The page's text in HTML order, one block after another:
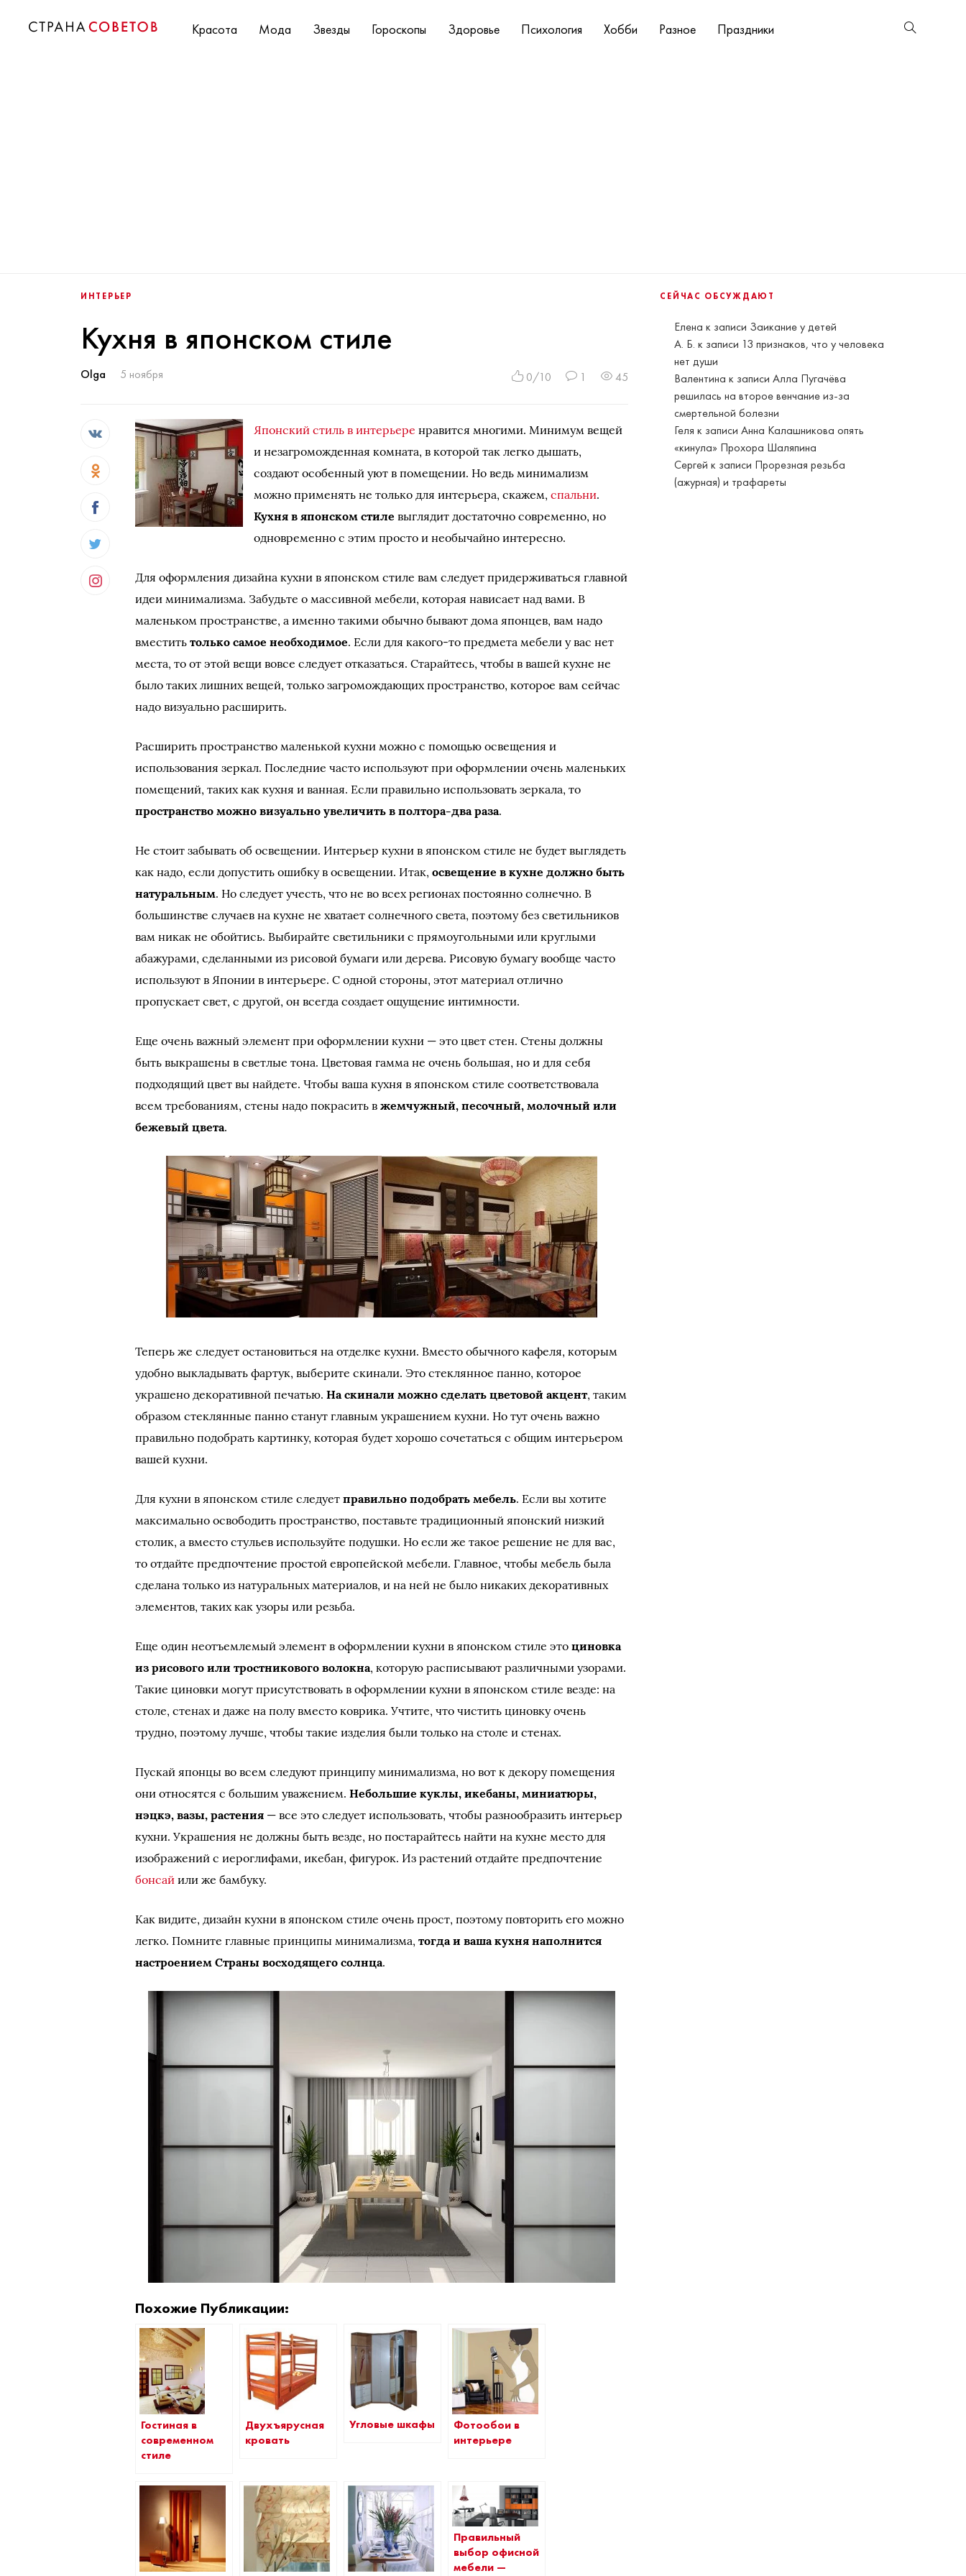
Красота Мода Звезды Гороскопы Здоровье Психология Хобби Разное Праздники
СЕЙЧАС ОБСУЖДАЮТ
Елена к записи Заикание у детей
А. Б. к записи 13 признаков, что у человека
нет души
Валентина к записиАлла Пугачёва
решилась на второе венчание из-за
смертельной болезни
Геля к записиАнна Калашникова опять
«кинула» Прохора Шаляпина
Сергей к записи Прорезная резьба
(ажурная) и трафареты
ИНТЕРЬЕР
Кухня в японском стиле
Olga 5 ноября 0/10 1 45
Японский стиль в интерьере нравится многими. Минимум вещей
и незагроможденная комната, в которой так легко дышать,
создают особенный уют в помещении. Но ведь минимализм
можно применять не только для интерьера, скажем,спальни.
Кухня в японском стиле выглядит достаточно современно, но
одновременно с этим просто и необычайно интересно.
Для оформления дизайна кухни в японском стиле вам следует придерживаться главной
идеи минимализма. Забудьте о массивной мебели, которая нависает над вами. В
маленьком пространстве, а именно такими обычно бывают дома японцев, вам надо
вместитьтолько самое необходимое. Если для какого-то предмета мебели у вас нет
места, то от этой вещи вовсе следует отказаться. Старайтесь, чтобы в вашей кухне не
было таких лишних вещей, только загромождающих пространство, которое вам сейчас
надо визуально расширить.
Расширить пространство маленькой кухни можно с помощью освещения и
использования зеркал. Последние часто используют при оформлении очень маленьких
помещений, таких как кухня и ванная. Если правильно использовать зеркала, то
пространство можно визуально увеличить в полтора-два раза.
Не стоит забывать об освещении. Интерьер кухни в японском стиле не будет выглядеть
как надо, если допустить ошибку в освещении. Итак,освещение в кухне должно быть
натуральным. Но следует учесть, что не во всех регионах постоянно солнечно. В
большинстве случаев на кухне не хватает солнечного света, поэтому без светильников
вам никак не обойтись. Выбирайте светильники с прямоугольными или круглыми
абажурами, сделанными из рисовой бумаги или дерева. Рисовую бумагу вообще часто
используют в Японии в интерьере. С одной стороны, этот материал отлично
пропускает свет, с другой, он всегда создает ощущение интимности.
Еще очень важный элемент при оформлении кухни — это цвет стен. Стены должны
быть выкрашены в светлые тона. Цветовая гамма не очень большая, но и для себя
подходящий цвет вы найдете. Чтобы ваша кухня в японском стиле соответствовала
всем требованиям, стены надо покрасить вжемчужный, песочный, молочный или
бежевый цвета.
Теперь же следует остановиться на отделке кухни. Вместо обычного кафеля, которым
удобно выкладывать фартук, выберите скинали. Это стеклянное панно, которое
украшено декоративной печатью.На скинали можно сделать цветовой акцент, таким
образом стеклянные панно станут главным украшением кухни. Но тут очень важно
правильно подобрать картинку, которая будет хорошо сочетаться с общим интерьером
вашей кухни.
Для кухни в японском стиле следуетправильно подобрать мебель. Если вы хотите
максимально освободить пространство, поставьте традиционный японский низкий
столик, а вместо стульев используйте подушки. Но если же такое решение не для вас,
то отдайте предпочтение простой европейской мебели. Главное, чтобы мебель была
сделана только из натуральных материалов, и на ней не было никаких декоративных
элементов, таких как узоры или резьба.
Еще один неотъемлемый элемент в оформлении кухни в японском стиле этоциновка
из рисового или тростникового волокна, которую расписывают различными узорами.
Такие циновки могут присутствовать в оформлении кухни в японском стиле везде: на
столе, стенах и даже на полу вместо коврика. Учтите, что чистить циновку очень
трудно, поэтому лучше, чтобы такие изделия были только на столе и стенах.
Пускай японцы во всем следуют принципу минимализма, но вот к декору помещения
они относятся с большим уважением.Небольшие куклы, икебаны, миниатюры,
нэцкэ, вазы, растения — все это следует использовать, чтобы разнообразить интерьер
кухни. Украшения не должны быть везде, но постарайтесь найти на кухне место для
изображений с иероглифами, икебан, фигурок. Из растений отдайте предпочтение
бонсай или же бамбуку.
Как видите, дизайн кухни в японском стиле очень прост, поэтому повторить его можно
легко. Помните главные принципы минимализма,тогда и ваша кухня наполнится
настроением Страны восходящего солнца.
Похожие Публикации:
Гостиная в
современном
стиле
Двухъярусная
кровать
Угловые шкафы
Фотообои в
интерьере
Правильный
выбор офисной
мебели —